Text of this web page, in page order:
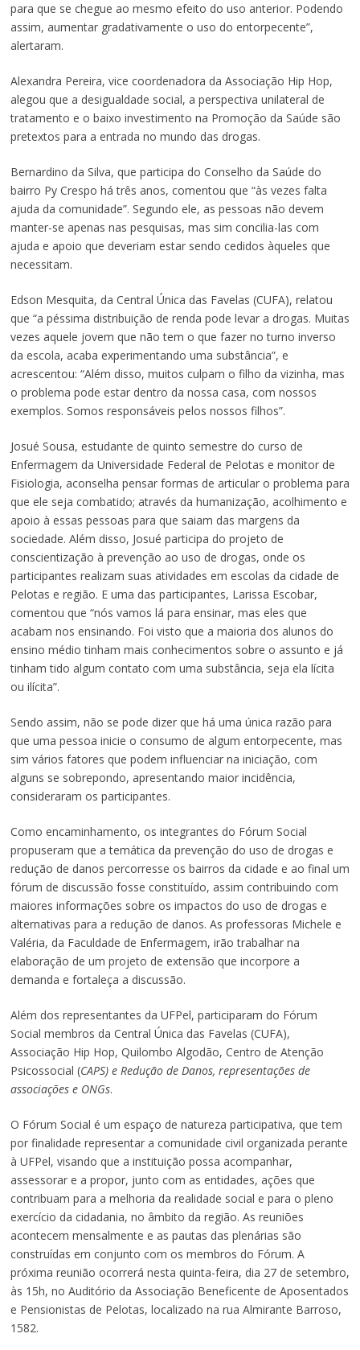
para que se chegue ao mesmo efeito do uso anterior. Podendo
assim, aumentar gradativamente o uso do entorpecente”,
alertaram.
Alexandra Pereira, vice coordenadora da Associação Hip Hop,
alegou que a desigualdade social, a perspectiva unilateral de
tratamento e o baixo investimento na Promoção da Saúde são
pretextos para a entrada no mundo das drogas.
Bernardino da Silva, que participa do Conselho da Saúde do
bairro Py Crespo há três anos, comentou que “às vezes falta
ajuda da comunidade”. Segundo ele, as pessoas não devem
manter-se apenas nas pesquisas, mas sim concilia-las com
ajuda e apoio que deveriam estar sendo cedidos àqueles que
necessitam.
Edson Mesquita, da Central Única das Favelas (CUFA), relatou
que “a péssima distribuição de renda pode levar a drogas. Muitas
vezes aquele jovem que não tem o que fazer no turno inverso
da escola, acaba experimentando uma substância”, e
acrescentou: “Além disso, muitos culpam o filho da vizinha, mas
o problema pode estar dentro da nossa casa, com nossos
exemplos. Somos responsáveis pelos nossos filhos”.
Josué Sousa, estudante de quinto semestre do curso de
Enfermagem da Universidade Federal de Pelotas e monitor de
Fisiologia, aconselha pensar formas de articular o problema para
que ele seja combatido; através da humanização, acolhimento e
apoio à essas pessoas para que saiam das margens da
sociedade. Além disso, Josué participa do projeto de
conscientização à prevenção ao uso de drogas, onde os
participantes realizam suas atividades em escolas da cidade de
Pelotas e região. E uma das participantes, Larissa Escobar,
comentou que “nós vamos lá para ensinar, mas eles que
acabam nos ensinando. Foi visto que a maioria dos alunos do
ensino médio tinham mais conhecimentos sobre o assunto e já
tinham tido algum contato com uma substância, seja ela lícita
ou ilícita”.
Sendo assim, não se pode dizer que há uma única razão para
que uma pessoa inicie o consumo de algum entorpecente, mas
sim vários fatores que podem influenciar na iniciação, com
alguns se sobrepondo, apresentando maior incidência,
consideraram os participantes.
Como encaminhamento, os integrantes do Fórum Social
propuseram que a temática da prevenção do uso de drogas e
redução de danos percorresse os bairros da cidade e ao final um
fórum de discussão fosse constituído, assim contribuindo com
maiores informações sobre os impactos do uso de drogas e
alternativas para a redução de danos. As professoras Michele e
Valéria, da Faculdade de Enfermagem, irão trabalhar na
elaboração de um projeto de extensão que incorpore a
demanda e fortaleça a discussão.
Além dos representantes da UFPel, participaram do Fórum
Social membros da Central Única das Favelas (CUFA),
Associação Hip Hop, Quilombo Algodão, Centro de Atenção
Psicossocial (CAPS) e Redução de Danos, representações de
associações e ONGs.
O Fórum Social é um espaço de natureza participativa, que tem
por finalidade representar a comunidade civil organizada perante
à UFPel, visando que a instituição possa acompanhar,
assessorar e a propor, junto com as entidades, ações que
contribuam para a melhoria da realidade social e para o pleno
exercício da cidadania, no âmbito da região. As reuniões
acontecem mensalmente e as pautas das plenárias são
construídas em conjunto com os membros do Fórum. A
próxima reunião ocorrerá nesta quinta-feira, dia 27 de setembro,
às 15h, no Auditório da Associação Beneficente de Aposentados
e Pensionistas de Pelotas, localizado na rua Almirante Barroso,
1582.